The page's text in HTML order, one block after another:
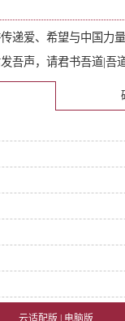
递爱、希望与中国力量
吾声，请君书吾道|吾